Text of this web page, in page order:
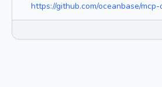
https://github.com/oceanbase/